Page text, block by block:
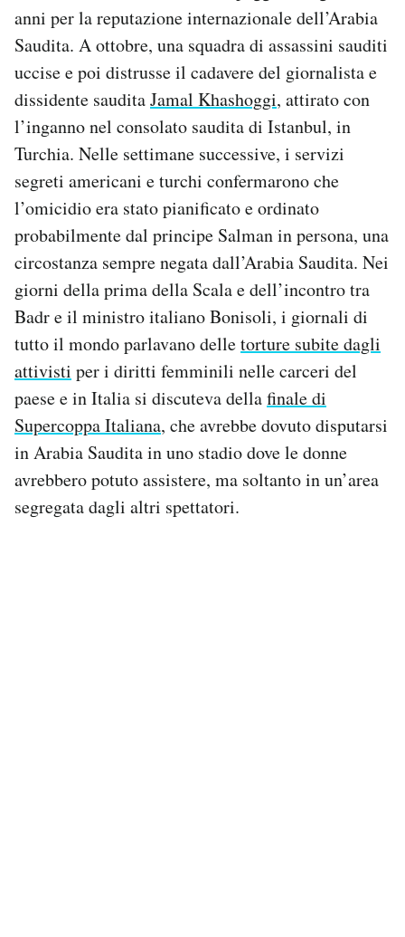
anni per la reputazione internazionale dell’Arabia
Saudita. A ottobre, una squadra di assassini sauditi
uccise e poi distrusse il cadavere del giornalista e
dissidente sauditaJamal Khashoggi, attirato con
l’inganno nel consolato saudita di Istanbul, in
Turchia. Nelle settimane successive, i servizi
segreti americani e turchi confermarono che
l’omicidio era stato pianificato e ordinato
probabilmente dal principe Salman in persona, una
circostanza sempre negata dall’Arabia Saudita. Nei
giorni della prima della Scala e dell’incontro tra
Badr e il ministro italiano Bonisoli, i giornali di
tutto il mondo parlavano delletorture subite dagli
attivisti per i diritti femminili nelle carceri del
paese e in Italia si discuteva dellafinale di
Supercoppa Italiana, che avrebbe dovuto disputarsi
in Arabia Saudita in uno stadio dove le donne
avrebbero potuto assistere, ma soltanto in un’area
segregata dagli altri spettatori.